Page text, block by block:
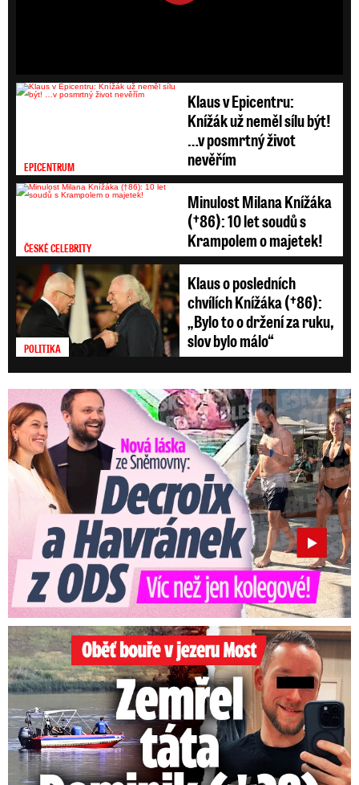
EPICENTRUM
Klaus v Epicentru:
Knížák už neměl sílu být!
…v posmrtný život
nevěřím
ČESKÉ CELEBRITY
Minulost Milana Knížáka
(†86): 10 let soudů s
Krampolem o majetek!
POLITIKA
Klaus o posledních
chvílích Knížáka (†86):
„Bylo to o držení za ruku,
slov bylo málo“
Nová láska ve Sněmovně: Decroix s mladým kolegou z ODS
Oběť bouře v jezeru Most: Zemřel táta Dominik (†28)